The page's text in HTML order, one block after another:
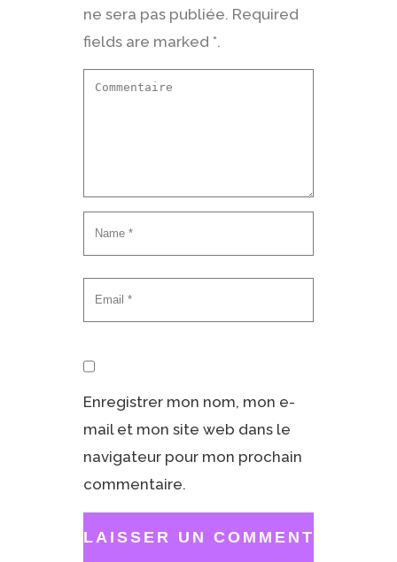
ne sera pas publiée. Required
fields are marked *.
Enregistrer mon nom, mon e-
mail et mon site web dans le
navigateur pour mon prochain
commentaire.